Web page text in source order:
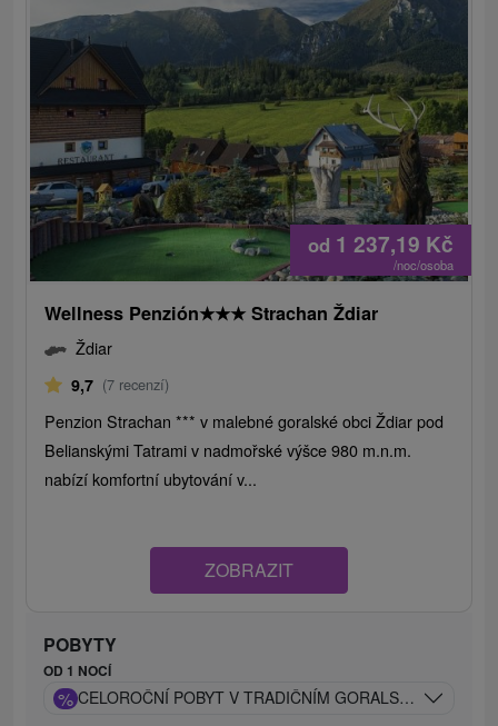
od 1 237,19 Kč
/noc/osoba
Wellness Penzión★★★ Strachan Ždiar
Ždiar
9,7 (7 recenzí)
Penzion Strachan *** v malebné goralské obci Ždiar pod
Belianskými Tatrami v nadmořské výšce 980 m.n.m.
nabízí komfortní ubytování v...
ZOBRAZIT
POBYTY
OD 1 NOCÍ
% CELOROČNÍ POBYT V TRADIČNÍM GORALSKÉM